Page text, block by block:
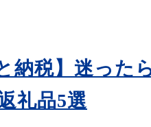
納税】迷った
礼品5選